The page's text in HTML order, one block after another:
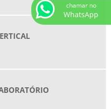
chamar no
WhatsApp